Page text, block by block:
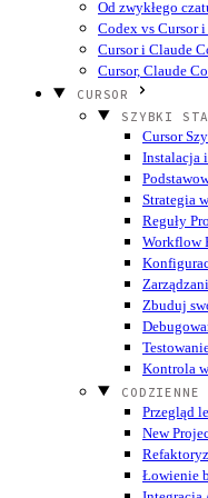
Od zwykłego
Codex vs Cursor
Cursor i Claude
Cursor, Claude
CURSOR
SZYBKI
Cursor
Instalacja
Strategia
Reguły
Workflow
Zbuduj
Kontrola
CODZIENNE
Przegląd
New
Łowienie